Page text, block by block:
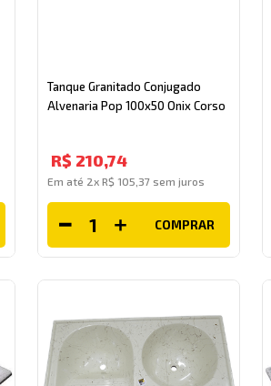
Tanque Granitado Conjugado
Alvenaria Pop 100x50 Onix Corso
R$ 210,74
Em até 2xR$ 105 37 sem juros
COMPRAR